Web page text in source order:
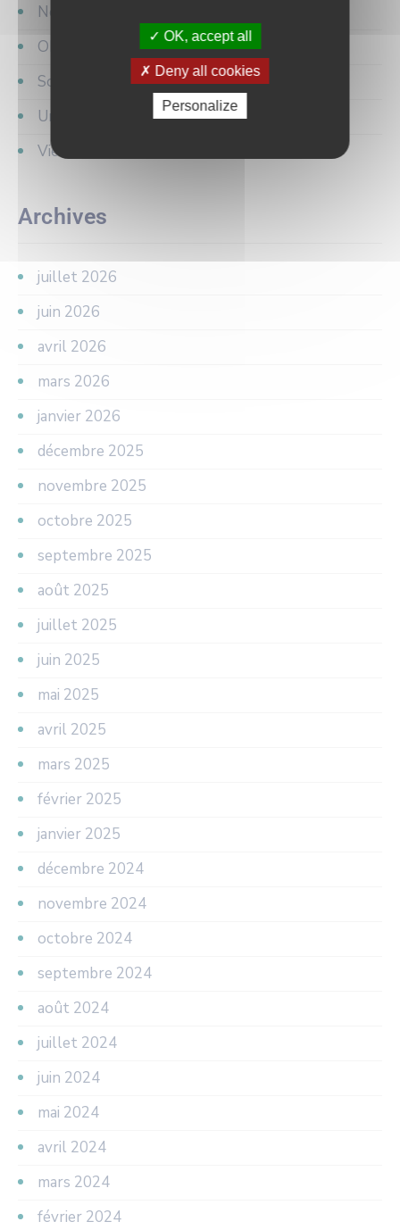
Non classé
Objets trouvés
Sondage
Urbanisme
Vie municipale
Archives
juillet 2026
juin 2026
avril 2026
mars 2026
janvier 2026
décembre 2025
novembre 2025
octobre 2025
septembre 2025
août 2025
juillet 2025
juin 2025
mai 2025
avril 2025
mars 2025
février 2025
janvier 2025
décembre 2024
novembre 2024
octobre 2024
septembre 2024
août 2024
juillet 2024
juin 2024
mai 2024
avril 2024
mars 2024
février 2024
OK, accept all
Deny all cookies
Personalize